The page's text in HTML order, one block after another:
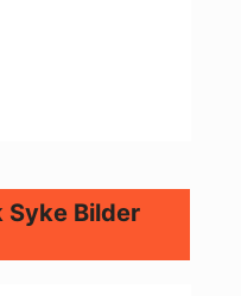
Syke Bilder